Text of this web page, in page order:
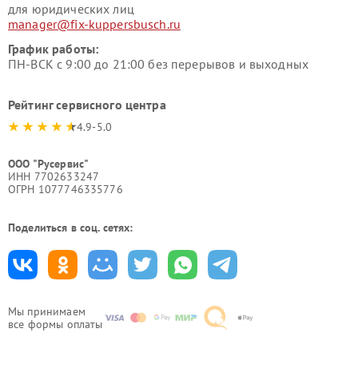
Мы принимаем
все формы оплаты
для юридических лиц
manager@fix-kuppersbusch.ru
График работы:
ПН-ВСК с 9:00 до 21:00 без перерывов и выходных
Рейтинг сервисного центра
4.9-5.0
ООО "Русервис"
ИНН 7702633247
ОГРН 1077746335776
Поделиться в соц. сетях: